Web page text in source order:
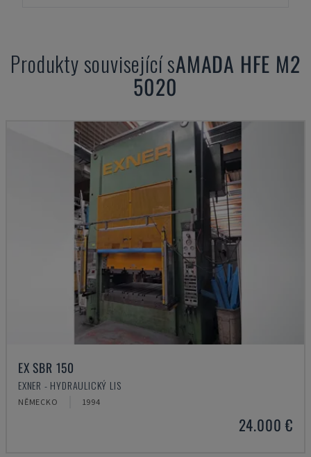
Produkty související sAMADA HFE M2
5020
EX SBR 150
EXNER - HYDRAULICKÝ LIS
NĚMECKO 1994
24.000 €